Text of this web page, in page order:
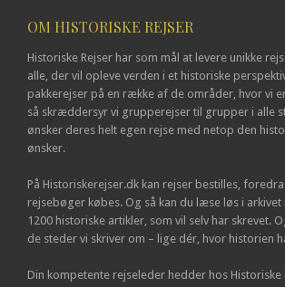
OM HISTORISKE REJSER
Historiske Rejser har som mål at levere unikke
alle, der vil opleve verden i et historiske
pakkerejser på en række af de områder, hvor vi
så skræddersyr vi grupperejser til grupper i alle
ønsker deres helt egen rejse med netop den
ønsker.
På Historiskerejser.dk kan rejser bestilles,
rejsebøger købes. Og så kan du læse løs i arkivet
1200 historiske artikler, som vil selv har skrevet.
de steder vi skriver om – lige dér, hvor historien
Din kompetente rejseleder hedder hos Historiske